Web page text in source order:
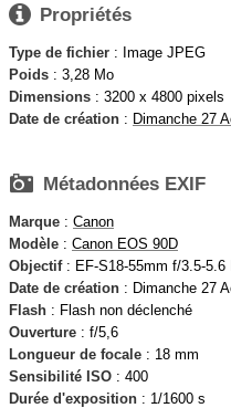
 Propriétés
Type de fichier : Image JPEG
Poids : 3,28 Mo
Dimensions : 3200 x 4800 pixels
Date de création : Dimanche 27
 Métadonnées EXIF
Marque : Canon
Modèle : Canon EOS 90D
Objectif: EF-S18-55mm f/3.5-5.6
Date de création : Dimanche 27
Flash : Flash non déclenché
Ouverture : f/5,6
Longueur de focale : 18 mm
Sensibilité ISO : 400
Durée d'exposition : 1/1600 s